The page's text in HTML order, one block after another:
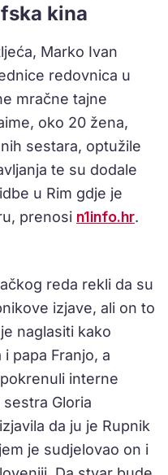
kina
Marko Ivan
redovnica u
mračne tajne
oko 20 žena,
sestara, optužile
te su dodale
u Rim gdje je
prenosi n1info.hr.
reda rekli da su
izjave, ali on to
naglasiti kako
papa Franjo, a
interne
Gloria
da ju je Rupnik
je sudjelovao on i